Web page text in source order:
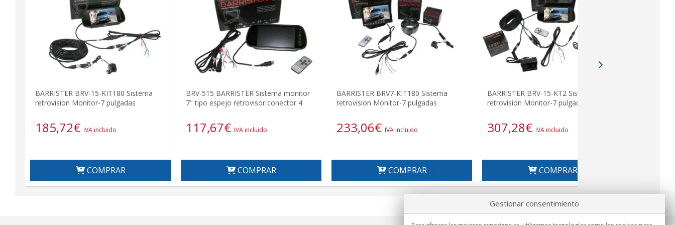
BARRISTER BRV-15-KIT180 Sistema
retrovision Monitor-7 pulgadas
185,72€ IVA incluido
COMPRAR
BRV-515 BARRISTER Sistema monitor
7" tipo espejo retrovisor conector 4
117,67€ IVA incluido
COMPRAR
BARRISTER BRV7-KIT180 Sistema
retrovision Monitor-7 pulgadas
233,06€ IVA incluido
COMPRAR
BARRISTER BRV-15-KT2 Sistema
retrovision Monitor-7 pulgadas
307,28€ IVA incluido
COMPRAR
Gestionar consentimiento